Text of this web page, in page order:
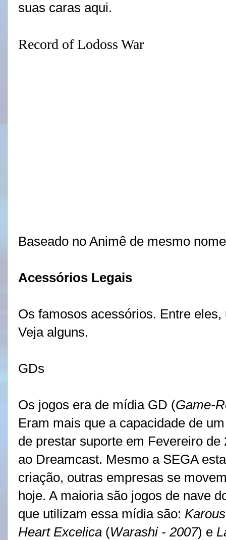
suas caras aqui.
Record of Lodoss War
Baseado no Animê de mesmo
Acessórios Legais
Os famosos acessórios. Entre
Veja alguns.
GDs
Os jogos era de mídia GD (Game-
Eram mais que a capacidade de
de prestar suporte em Fevereiro
ao Dreamcast. Mesmo a SEGA
criação, outras empresas se
hoje. A maioria são jogos de nave
que utilizam essa mídia são:
Heart Excelica (Warashi - 2007) e